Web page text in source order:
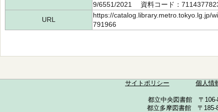
9/6551/2021 資料コード：
URL
https://catalog.library.metro.tokyo.lg.jp/
791966
サイトポリシー 個人情
都立中央図書館 〒
都立多摩図書館 〒185-